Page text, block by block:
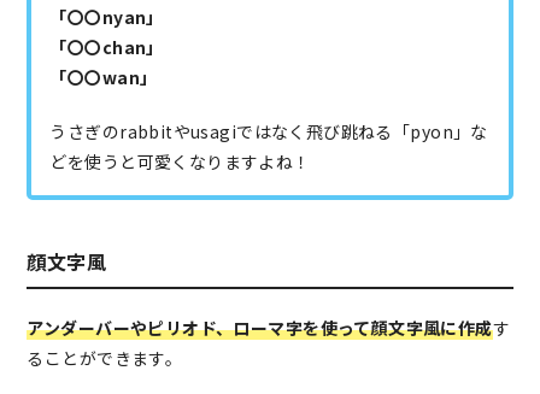
「〇〇nyan」
「〇〇chan」
「〇〇wan」
うさぎのrabbitやusagiではなく飛び跳ねる「pyon」な
どを使うと可愛くなりますよね！
顔文字風
アンダーバーやピリオド、ローマ字を使って顔文字風に作成す
ることができます。